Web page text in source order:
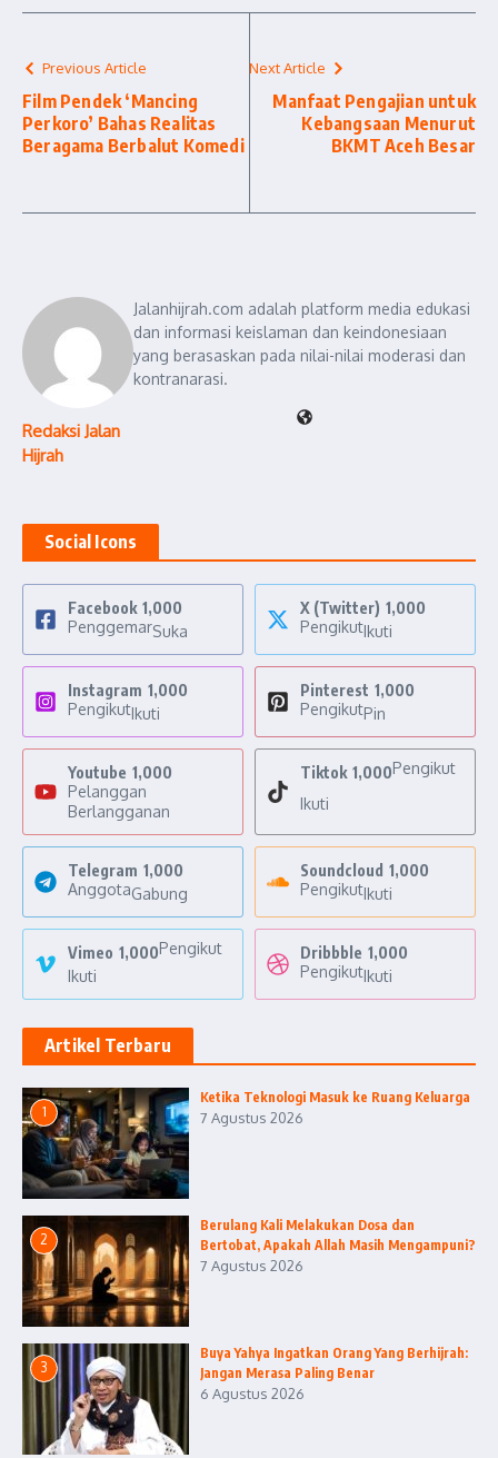
Previous Article
Film Pendek ‘Mancing
Perkoro’ Bahas Realitas
Beragama Berbalut Komedi
Next Article
Manfaat Pengajian untuk
Kebangsaan Menurut
BKMT Aceh Besar
Redaksi Jalan
Hijrah
Jalanhijrah.com adalah platform media edukasi
dan informasi keislaman dan keindonesiaan
yang berasaskan pada nilai-nilai moderasi dan
kontranarasi.
Social Icons
Facebook 1,000
PenggemarSuka
X (Twitter) 1,000
PengikutIkuti
Instagram 1,000
PengikutIkuti
Pinterest 1,000
PengikutPin
Youtube 1,000
Pelanggan
Berlangganan
Tiktok 1,000Pengikut
Ikuti
Telegram 1,000
AnggotaGabung
Soundcloud 1,000
PengikutIkuti
Vimeo 1,000Pengikut
Ikuti
Dribbble 1,000
PengikutIkuti
Artikel Terbaru
1
Ketika Teknologi Masuk ke Ruang Keluarga
7 Agustus 2026
2
Berulang Kali Melakukan Dosa dan
Bertobat, Apakah Allah Masih Mengampuni?
7 Agustus 2026
3
Buya Yahya Ingatkan Orang Yang Berhijrah:
Jangan Merasa Paling Benar
6 Agustus 2026